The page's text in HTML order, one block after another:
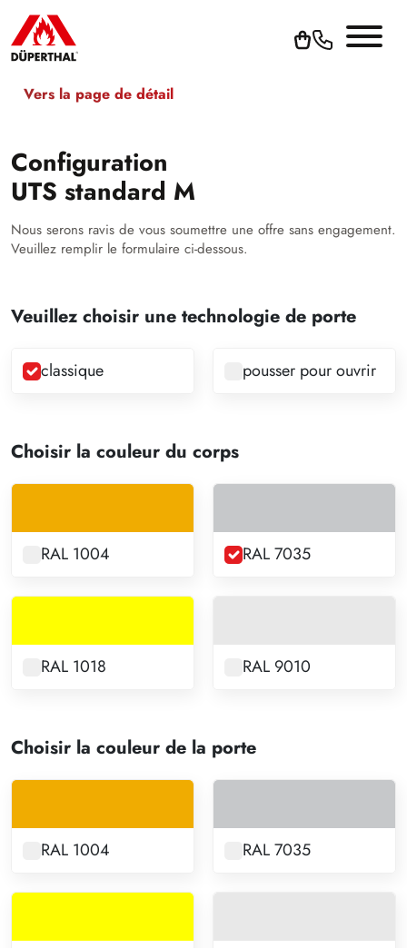
Vers la page de détail
Configuration
UTS standard M
Nous serons ravis de vous soumettre une offre sans engagement.
Veuillez remplir le formulaire ci-dessous.
Veuillez choisir une technologie de porte
classique pousser pour ouvrir
Choisir la couleur du corps
RAL 1004 RAL 7035
RAL 1018 RAL 9010
Choisir la couleur de la porte
RAL 1004 RAL 7035